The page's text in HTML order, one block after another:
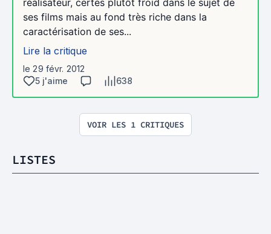
réalisateur, certes plutôt froid dans le sujet de
ses films mais au fond très riche dans la
caractérisation de ses...
Lire la critique
le 29 févr. 2012
5 j'aime
638
VOIR LES 1 CRITIQUES
LISTES